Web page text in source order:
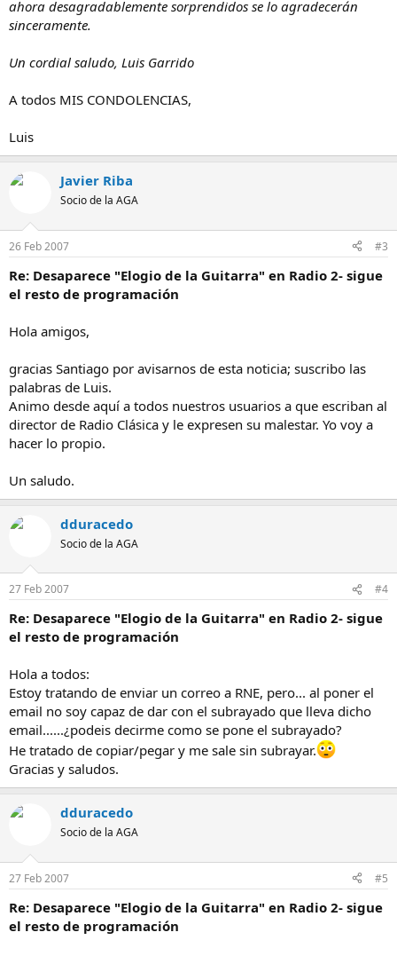
ahora desagradablemente sorprendidos se lo agradecerán
sinceramente.
Un cordial saludo, Luis Garrido
A todos MIS CONDOLENCIAS,
Luis
Javier Riba
Socio de la AGA
26 Feb 2007 #3
Re: Desaparece "Elogio de la Guitarra" en Radio 2- sigue
el resto de programación
Hola amigos,
gracias Santiago por avisarnos de esta noticia; suscribo las
palabras de Luis.
Animo desde aquí a todos nuestros usuarios a que escriban al
director de Radio Clásica y le expresen su malestar. Yo voy a
hacer lo propio.
Un saludo.
dduracedo
Socio de la AGA
27 Feb 2007 #4
Re: Desaparece "Elogio de la Guitarra" en Radio 2- sigue
el resto de programación
Hola a todos:
Estoy tratando de enviar un correo a RNE, pero... al poner el
email no soy capaz de dar con el subrayado que lleva dicho
email......¿podeis decirme como se pone el subrayado?
He tratado de copiar/pegar y me sale sin subrayar.
Gracias y saludos.
dduracedo
Socio de la AGA
27 Feb 2007 #5
Re: Desaparece "Elogio de la Guitarra" en Radio 2- sigue
el resto de programación